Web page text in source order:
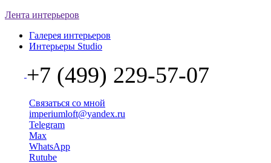
Лента интерьеров
Галерея интерьеров
Интерьеры Studio
+7 (499) 229-57-07
Связаться со мной
imperiumloft@yandex.ru
Telegram
Max
WhatsApp
Rutube